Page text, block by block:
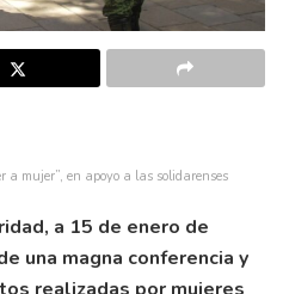
mujer”, en apoyo a las solidarenses
a 15 de enero de
una magna conferencia y